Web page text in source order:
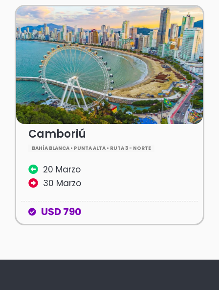
Camboriú
BAHÍA BLANCA • PUNTA ALTA • RUTA 3 - NORTE
20 Marzo
30 Marzo
U$D 790